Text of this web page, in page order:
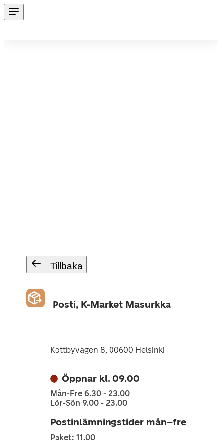
Tillbaka
Posti, K-Market Masurkka
Kottbyvägen 8, 00600 Helsinki
Öppnar kl. 09.00
Mån-Fre 6.30 - 23.00
Lör-Sön 9.00 - 23.00
Postinlämningstider mån–fre
Paket: 11.00